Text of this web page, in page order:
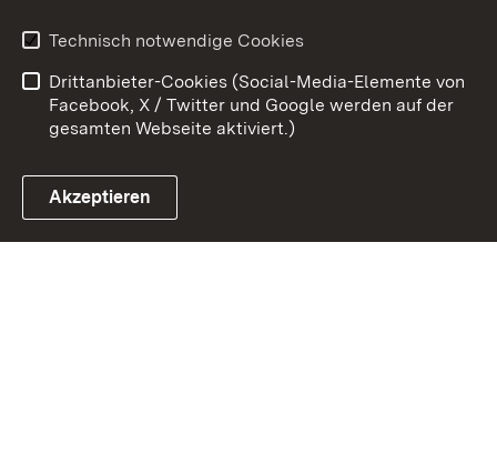
Link zum Landesportal
Barrierefreiheit
Impressum Cookies
Technisch notwendige Cookies
Drittanbieter-Cookies (Social-Media-Elemente von
Facebook, X / Twitter und Google werden auf der
gesamten Webseite aktiviert.)
Akzeptieren